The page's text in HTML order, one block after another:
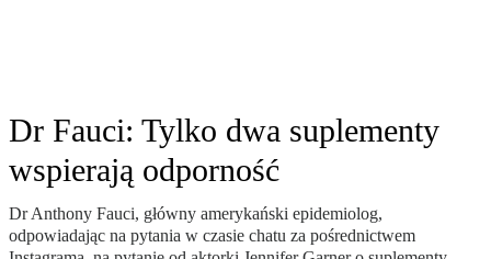
Dr Fauci: Tylko dwa suplementy
wspierają odporność
Dr Anthony Fauci, główny amerykański epidemiolog,
odpowiadając na pytania w czasie chatu za pośrednictwem